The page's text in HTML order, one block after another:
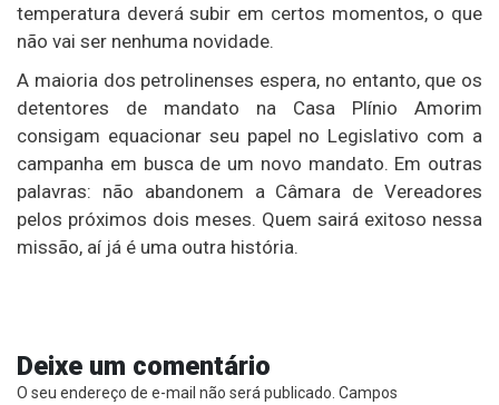
temperatura deverá subir em certos momentos, o que
não vai ser nenhuma novidade.
A maioria dos petrolinenses espera, no entanto, que os
detentores de mandato na Casa Plínio Amorim
consigam equacionar seu papel no Legislativo com a
campanha em busca de um novo mandato. Em outras
palavras: não abandonem a Câmara de Vereadores
pelos próximos dois meses. Quem sairá exitoso nessa
missão, aí já é uma outra história.
Deixe um comentário
O seu endereço de e-mail não será publicado. Campos